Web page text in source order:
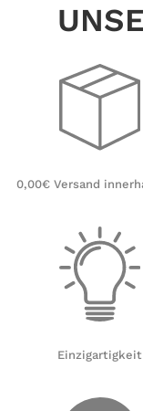
0,00€ Versand
Einzigartigkeit